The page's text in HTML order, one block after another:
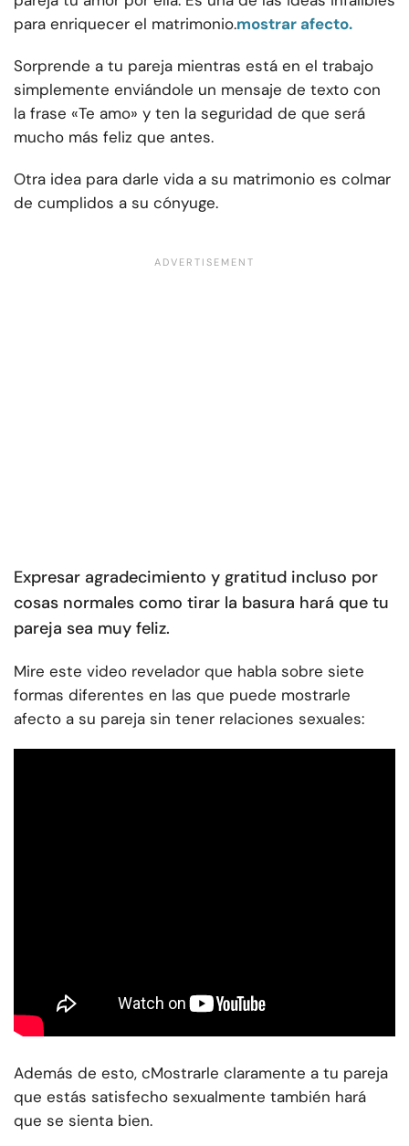
para enriquecer el matrimonio.mostrar afecto.
Sorprende a tu pareja mientras está en el trabajo
simplemente enviándole un mensaje de texto con
la frase «Te amo» y ten la seguridad de que será
mucho más feliz que antes.
Otra idea para darle vida a su matrimonio es colmar
de cumplidos a su cónyuge.
Expresar agradecimiento y gratitud incluso por
cosas normales como tirar la basura hará que tu
pareja sea muy feliz.
Mire este video revelador que habla sobre siete
formas diferentes en las que puede mostrarle
afecto a su pareja sin tener relaciones sexuales:
Además de esto, cMostrarle claramente a tu pareja
que estás satisfecho sexualmente también hará
que se sienta bien.